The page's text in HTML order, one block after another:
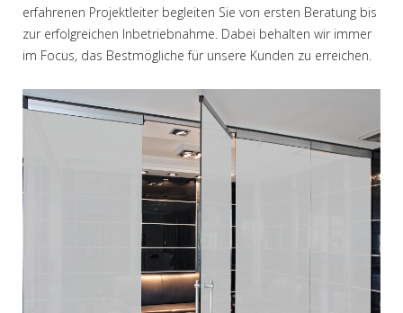
erfahrenen Projektleiter begleiten Sie von ersten Beratung bis
zur erfolgreichen Inbetriebnahme. Dabei behalten wir immer
im Focus, das Bestmögliche für unsere Kunden zu erreichen.